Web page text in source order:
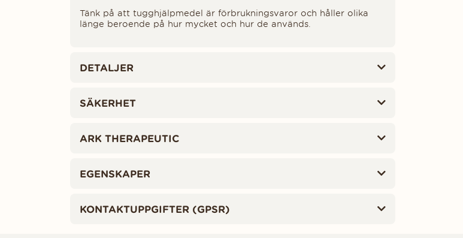
Tänk på att tugghjälpmedel är förbrukningsvaror och håller olika
länge beroende på hur mycket och hur de används.
DETALJER
SÄKERHET
ARK THERAPEUTIC
EGENSKAPER
KONTAKTUPPGIFTER (GPSR)